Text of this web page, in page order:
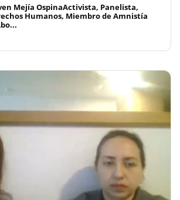
Mejía OspinaActivista, Panelista,
Humanos, Miembro de Amnistía